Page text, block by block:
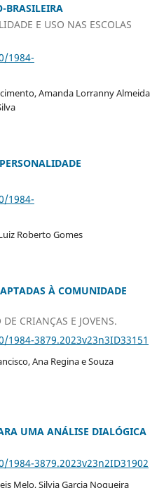
BRASILEIRA
E USO NAS ESCOLAS
1984-
Amanda Lorranny Almeida
1984-
Roberto Gomes
À COMUNIDADE
CRIANÇAS E JOVENS.
3879.2023v23n3ID33151
Ana Regina e Souza
UMA ANÁLISE DIALÓGICA
3879.2023v23n2ID31902
Melo, Silvia Garcia Nogueira